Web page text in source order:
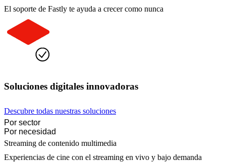
El soporte de Fastly te ayuda a crecer como nunca
Soluciones digitales innovadoras
Descubre todas nuestras soluciones
Por sector
Por necesidad
Streaming de contenido multimedia
Experiencias de cine con el streaming en vivo y bajo demanda